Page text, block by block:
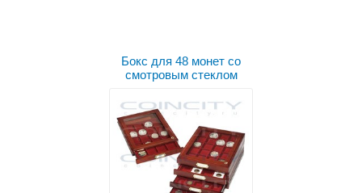
Бокс для 48 монет со
смотровым стеклом